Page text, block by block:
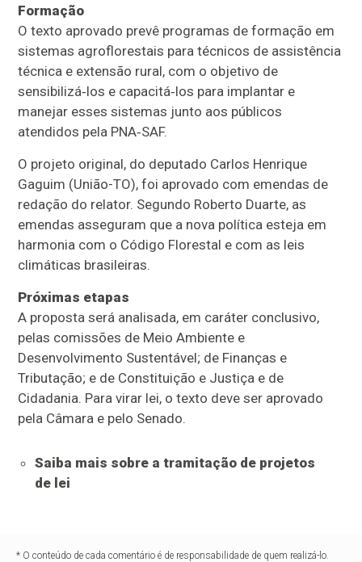
Formação
O texto aprovado prevê programas de formação em
sistemas agroflorestais para técnicos de assistência
técnica e extensão rural, com o objetivo de
sensibilizá‑los e capacitá‑los para implantar e
manejar esses sistemas junto aos públicos
atendidos pela PNA‑SAF.
O projeto original, do deputado Carlos Henrique
Gaguim (União-TO), foi aprovado com emendas de
redação do relator. Segundo Roberto Duarte, as
emendas asseguram que a nova política esteja em
harmonia com o Código Florestal e com as leis
climáticas brasileiras.
Próximas etapas
A proposta será analisada, em caráter conclusivo,
pelas comissões de Meio Ambiente e
Desenvolvimento Sustentável; de Finanças e
Tributação; e de Constituição e Justiça e de
Cidadania. Para virar lei, o texto deve ser aprovado
pela Câmara e pelo Senado.
Saiba mais sobre a tramitação de projetos
de lei
* O conteúdo de cada comentário é de responsabilidade de quem realizá-lo.